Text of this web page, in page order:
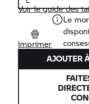
Voir le guide des
Imprimer
Le
AJOUTER